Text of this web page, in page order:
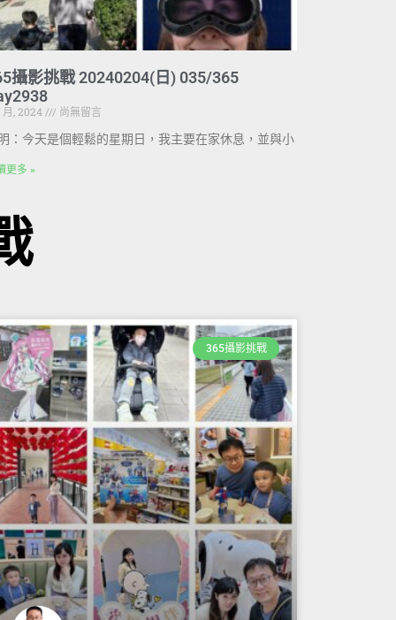
攝影挑戰 20240204(日) 035/365
, 2024
尚無留言
：今天是個輕鬆的星期日，我主要在家休息，並與小
更多 »
365攝影挑戰